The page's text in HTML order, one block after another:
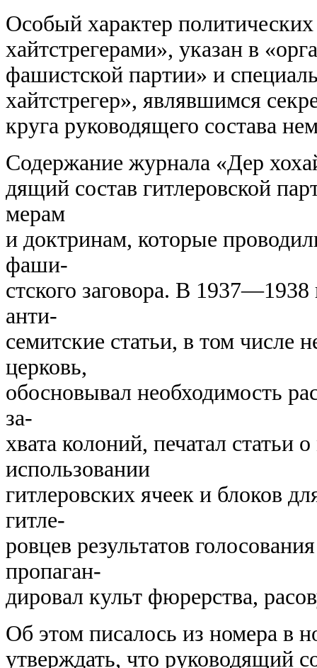
Особый характер
хайтстрегерами», указан в
фашистской партии» и
хайтстрегер», являвшимся
круга руководящего состава
Содержание журнала «Дер
дящий состав гитлеровской
мерам
и доктринам, которые
фаши-
стского заговора. В
анти-
семитские статьи, в том числе
церковь,
обосновывал необходимость
за-
хвата колоний, печатал статьи
использовании
гитлеровских ячеек и блоков
гитле-
ровцев результатов
пропаган-
дировал культ фюрерства,
Об этом писалось из номера в
утверждать, что руководящий